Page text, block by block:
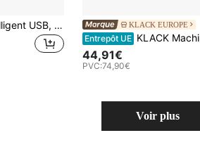
Chauffe-tasse intelligent USB, design fin pour le chauffage de la tasse, avec affichage LED, 3 réglages de température ajustables (jusqu'à 75°C), base de chauffage à température constante 24 heures, convient pour le bureau, le camping et le pique-nique KLACK EUROPE
Entrepôt UE KLACK Machines à
44,91€
PVC:74,90€
Voir plus